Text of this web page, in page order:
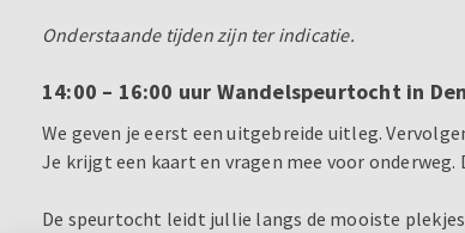
Onderstaande tijden zijn ter indicatie.
14:00 – 16:00 uur Wandelspeurtocht in
We geven je eerst een uitgebreide uitleg.
Je krijgt een kaart en vragen mee voor
De speurtocht leidt jullie langs de mooiste